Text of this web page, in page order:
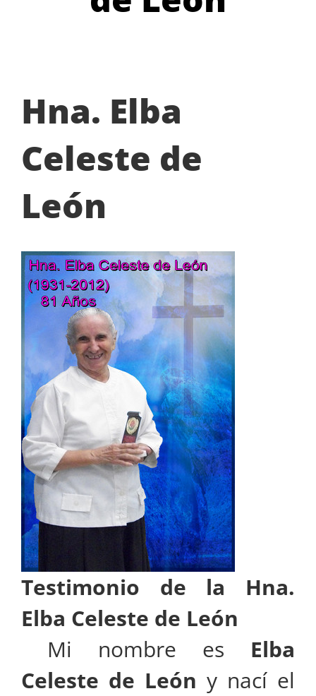
Hna. Elba
Celeste de
León
Testimonio de la Hna.
Elba Celeste de León
Mi nombre es Elba
Celeste de León y nací el